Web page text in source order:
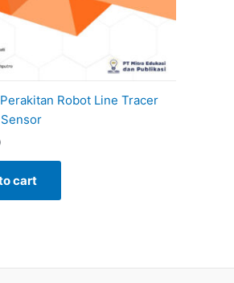
Robot Line Tracer
cart